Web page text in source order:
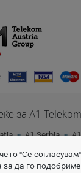
за A1
A1 Serbia
A1 Slovenia
A1
"Се
за да го